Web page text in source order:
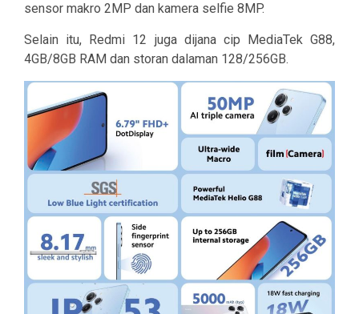
sensor makro 2MP dan kamera selfie 8MP.
Selain itu, Redmi 12 juga dijana cip MediaTek G88,
4GB/8GB RAM dan storan dalaman 128/256GB.